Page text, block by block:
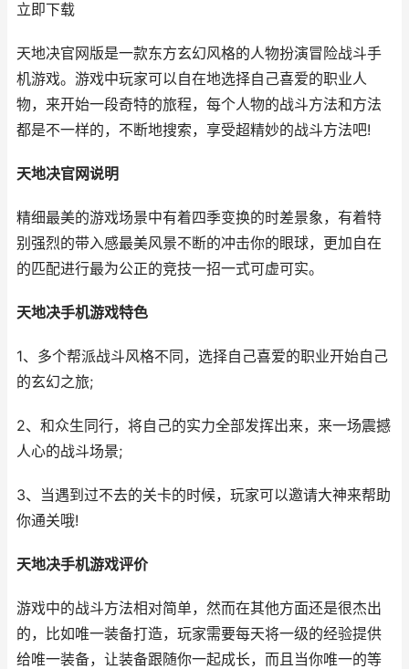
立即下载
天地决官网版是一款东方玄幻风格的人物扮演冒险战斗手
机游戏。游戏中玩家可以自在地选择自己喜爱的职业人
物，来开始一段奇特的旅程，每个人物的战斗方法和方法
都是不一样的，不断地搜索，享受超精妙的战斗方法吧!
天地决官网说明
精细最美的游戏场景中有着四季变换的时差景象，有着特
别强烈的带入感最美风景不断的冲击你的眼球，更加自在
的匹配进行最为公正的竞技一招一式可虚可实。
天地决手机游戏特色
1、多个帮派战斗风格不同，选择自己喜爱的职业开始自己
的玄幻之旅;
2、和众生同行，将自己的实力全部发挥出来，来一场震撼
人心的战斗场景;
3、当遇到过不去的关卡的时候，玩家可以邀请大神来帮助
你通关哦!
天地决手机游戏评价
游戏中的战斗方法相对简单，然而在其他方面还是很杰出
的，比如唯一装备打造，玩家需要每天将一级的经验提供
给唯一装备，让装备跟随你一起成长，而且当你唯一的等